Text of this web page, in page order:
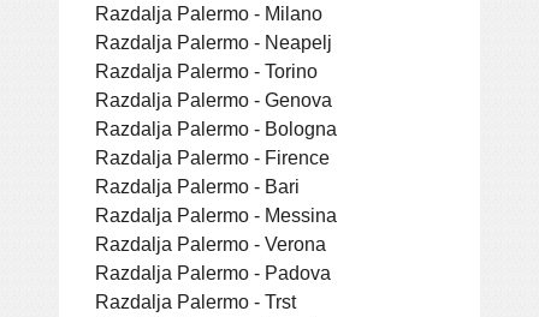
Razdalja Palermo - Milano
Razdalja Palermo - Neapelj
Razdalja Palermo - Torino
Razdalja Palermo - Genova
Razdalja Palermo - Bologna
Razdalja Palermo - Firence
Razdalja Palermo - Bari
Razdalja Palermo - Messina
Razdalja Palermo - Verona
Razdalja Palermo - Padova
Razdalja Palermo - Trst